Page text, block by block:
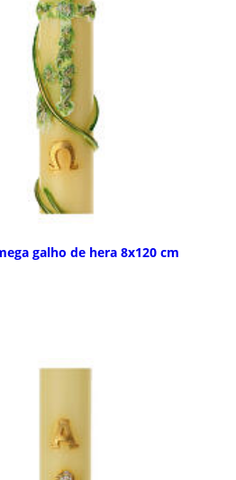
galho de hera 8x120 cm